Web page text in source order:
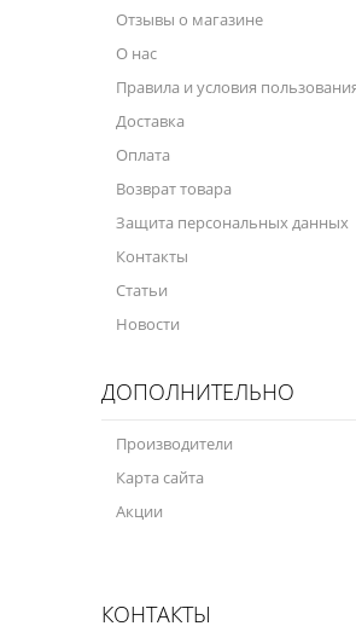
Отзывы о магазине
О нас
Правила и условия
Доставка
Оплата
Возврат товара
Защита персональных данных
Контакты
Статьи
Новости
ДОПОЛНИТЕЛЬНО
Производители
Карта сайта
Акции
КОНТАКТЫ